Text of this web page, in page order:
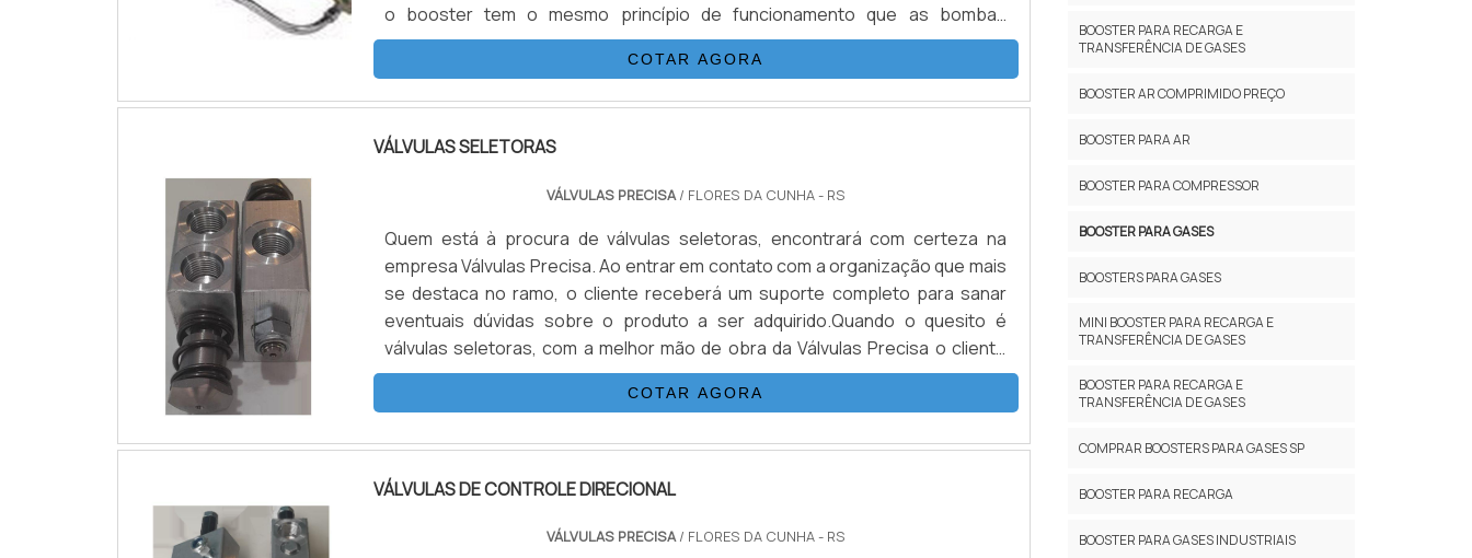
o booster tem o mesmo princípio de funcionamento que as bombas
hidropneumáticas, comparando a relação de área de pistão, multiplicando a
COTAR AGORA
VÁLVULAS SELETORAS
VÁLVULAS PRECISA / FLORES DA CUNHA - RS
Quem está à procura de válvulas seletoras, encontrará com certeza na
empresa Válvulas Precisa. Ao entrar em contato com a organização que mais
se destaca no ramo, o cliente receberá um suporte completo para sanar
eventuais dúvidas sobre o produto a ser adquirido.Quando o quesito é
válvulas seletoras, com a melhor mão de obra da Válvulas Precisa o cliente
poderá contar com excelente custo-benefício e atendimento eficaz em todo
COTAR AGORA
VÁLVULAS DE CONTROLE DIRECIONAL
VÁLVULAS PRECISA/ FLORES DA CUNHA - RS
BOOSTER PARA RECARGA E
TRANSFERÊNCIA DE GASES
BOOSTER AR COMPRIMIDO PREÇO
BOOSTER PARA AR
BOOSTER PARA COMPRESSOR
BOOSTER PARA GASES
BOOSTERS PARA GASES
MINI BOOSTER PARA RECARGA E
TRANSFERÊNCIA DE GASES
BOOSTER PARA RECARGA E
TRANSFERÊNCIA DE GASES
COMPRAR BOOSTERS PARA GASES SP
BOOSTER PARA RECARGA
BOOSTER PARA GASES INDUSTRIAIS